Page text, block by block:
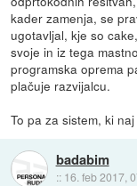
kader zamenja, se
ugotavljal, kje so
svoje in iz tega
programska oprema
plačuje razvijalcu.
To pa za sistem, ki
badabim
:: 16. feb 2017,